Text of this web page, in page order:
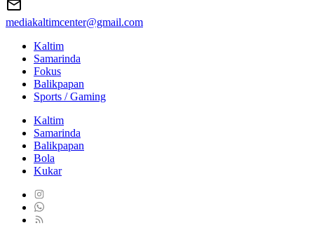
mediakaltimcenter@gmail.com
Kaltim
Samarinda
Fokus
Balikpapan
Sports / Gaming
Kaltim
Samarinda
Balikpapan
Bola
Kukar